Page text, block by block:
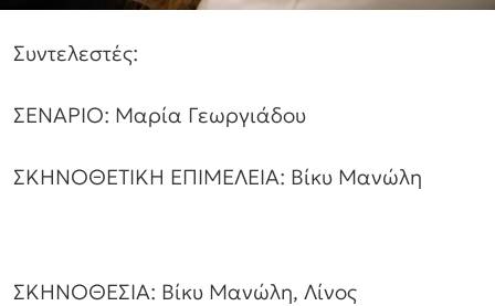
Συντελεστές:
ΣΕΝΑΡΙΟ: Μαρία Γεωργιάδου
ΣΚΗΝΟΘΕΤΙΚΗ ΕΠΙΜΕΛΕΙΑ: Βίκυ Μανώλη
ΣΚΗΝΟΘΕΣΙΑ: Βίκυ Μανώλη, Λίνος